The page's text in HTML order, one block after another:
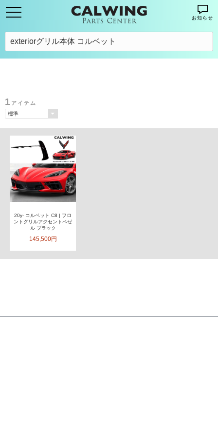
お知らせ
1 アイテム
20y- コルベット C8 | フロ
ントグリルアクセントベゼ
ル ブラック
145,500円